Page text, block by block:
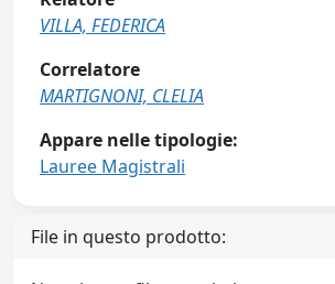
VILLA, FEDERICA
Correlatore
MARTIGNONI, CLELIA
Appare nelle tipologie:
Lauree Magistrali
File in questo prodotto: